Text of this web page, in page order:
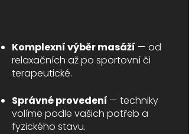
Komplexní výběr masáží — od
relaxačních až po sportovní či
terapeutické.
Správné provedení — techniky
volíme podle vašich potřeb a
fyzického stavu.